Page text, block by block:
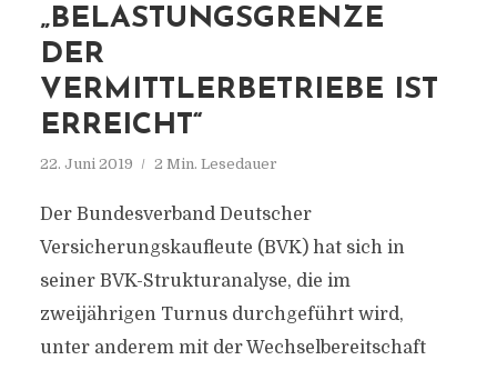
„BELASTUNGSGRENZE
DER
VERMITTLERBETRIEBE IST
ERREICHT“
22. Juni 2019 2 Min. Lesedauer
Der Bundesverband Deutscher
Versicherungskaufleute (BVK) hat sich in
seiner BVK-Strukturanalyse, die im
zweijährigen Turnus durchgeführt wird,
unter anderem mit der Wechselbereitschaft